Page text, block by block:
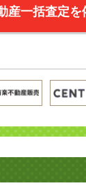
産一括査定を